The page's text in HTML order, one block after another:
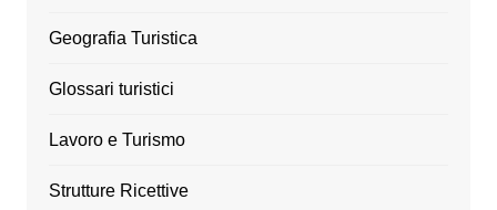
Geografia Turistica
Glossari turistici
Lavoro e Turismo
Strutture Ricettive